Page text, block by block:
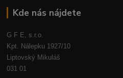
Kde nás nájdete
G F E, s.r.o.
Kpt. Nálepku 1927/10
Liptovský Mikuláš
031 01